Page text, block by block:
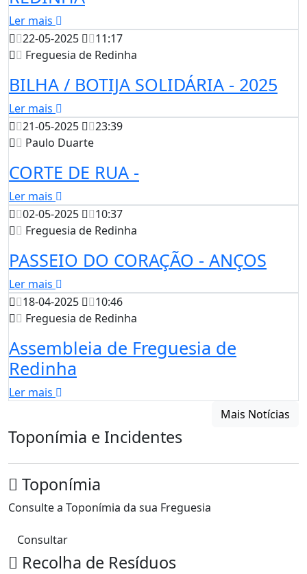
Ler mais
22-05-2025
11:17
Freguesia de Redinha
BILHA / BOTIJA SOLIDÁRIA - 2025
Ler mais
21-05-2025
23:39
Paulo Duarte
CORTE DE RUA -
Ler mais
02-05-2025
10:37
Freguesia de Redinha
PASSEIO DO CORAÇÃO - ANÇOS
Ler mais
18-04-2025
10:46
Freguesia de Redinha
Assembleia de Freguesia de
Redinha
Ler mais
Mais Notícias
Toponímia e Incidentes
Toponímia
Consulte a Toponímia da sua Freguesia
Consultar
Recolha de Resíduos